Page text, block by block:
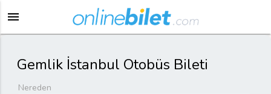
menu
Gemlik İstanbul Otobüs Bileti
Nereden